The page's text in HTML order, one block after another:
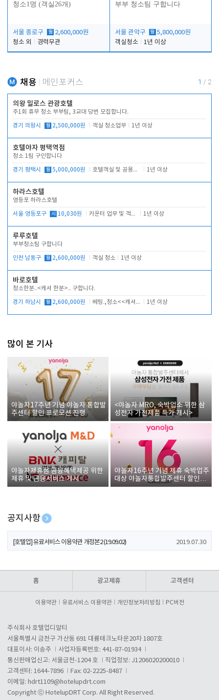
청소1명 (객실26개)
서울 종로구 월 2,600,000원
청소 외
경력무관
부부 청소팀 구합니다
서울 관악구 월 5,800,000원
객실청소
1년 이상
채용 메인포커스 1 / 2
의왕 밀로스 관광호텔
주1회 휴무 청소 부부팀, 3교대 당번 모집합니다.
경기 의왕시 월 2,500,000원 객실 청소업무 1년 이상
호텔야자 평택역점
청소 1팀 구인합니다
경기 평택시 월 5,000,000원 호텔객실 및 공용시설 청소 관리 1년 이상
하라스호텔
영등포 하라스호텔
서울 영등포구 시 10,030원 카운터 업무 및 객실관리(청소상태 확인, 객실판매) 1년 이상
루루호텔
부부청소팀 구합니다
인천 남동구 월 2,600,000원 객실 청소 1년 이상
바로호텔
청소한분..<캐셔 한분>.. 구합니다.
경기 하남시 월 2,600,000원 베팅.,청소<<캐셔 모셔봅니다. 1년 이상
많이 본 기사
야놀자17주년 기념 야놀자 통합발
주센터 할인 프로모션 진행
<야놀자 MRO, 숙박업소 위한 삼
성전자 가전제품 특가 개시>
야놀자제휴점 금융혜택제공 위한
제휴 및 금융서비스 게시
야놀자16주년 기념 제휴 숙박업주
대상 야놀자통합발주센터 할인쿠
폰 증정
공지사항
[호텔업] 개인정보 처리방침 개정본1 (19.09.02)
[호텔업] 유료서비스 이용약관 개정본2 (19.09.02) 2019.07.30
홈 광고제휴 고객센터
이용약관 유료서비스 이용약관 개인정보처리방침 PC버전
주식회사 호텔업디알티
서울특별시 금천구 가산동 691 대륭테크노타운20차 1807호
대표이사: 이송주
사업자등록번호: 441-87-01934
통신판매업신고: 서울금천-1204 호
직업정보: J1206020200010
고객센터: 1644-7896
Fax: 02-2225-8487
이메일: hdrt1109@hotelupdrt.com
Copyright ⓒ HotelupDRT Corp. All Right Reserved.